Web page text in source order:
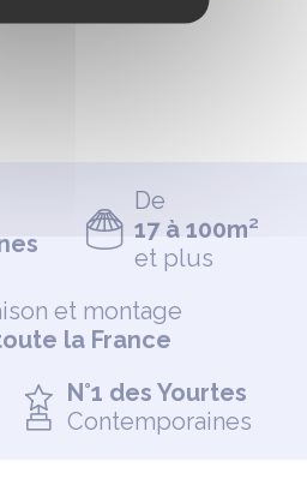
De
17 à 100m²
et plus
et montage
la France
N°1 des Yourtes
Contemporaines